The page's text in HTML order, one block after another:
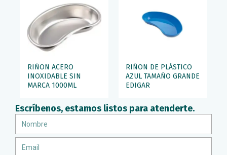
Escríbenos, estamos listos para atenderte.
RIÑON ACERO
INOXIDABLE SIN
MARCA 1000ML
RIÑON DE PLÁSTICO
AZUL TAMAÑO GRANDE
EDIGAR